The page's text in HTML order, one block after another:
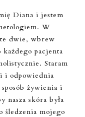
Diana i jestem
W
te dwie, wbrew
pacjenta
Staram
i odpowiednia
żywienia i
nasza skóra była
śledzenia mojego